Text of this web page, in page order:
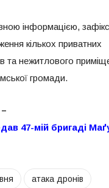
інформацією,
кількох приватних
та нежитлового
громади.
47-мій бригаді
атака дронів